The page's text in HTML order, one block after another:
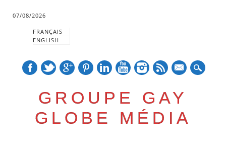
07/08/2026
FRANÇAIS
ENGLISH
GROUPE GAY
GLOBE MÉDIA